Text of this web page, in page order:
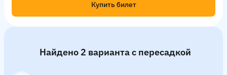
Купить билет
Найдено 2 варианта с пересадкой